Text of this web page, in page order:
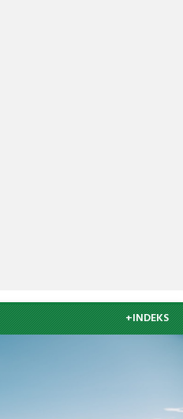
+INDEKS